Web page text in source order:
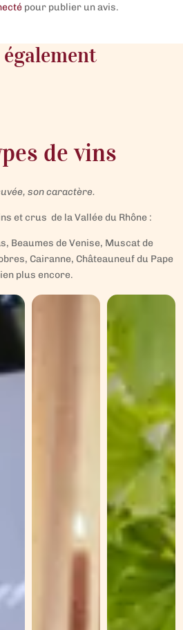
pour publier un avis.
de vins
son caractère.
et crus de la Vallée du Rhône :
Beaumes de Venise, Muscat de
Cairanne, Châteauneuf du Pape
plus encore.